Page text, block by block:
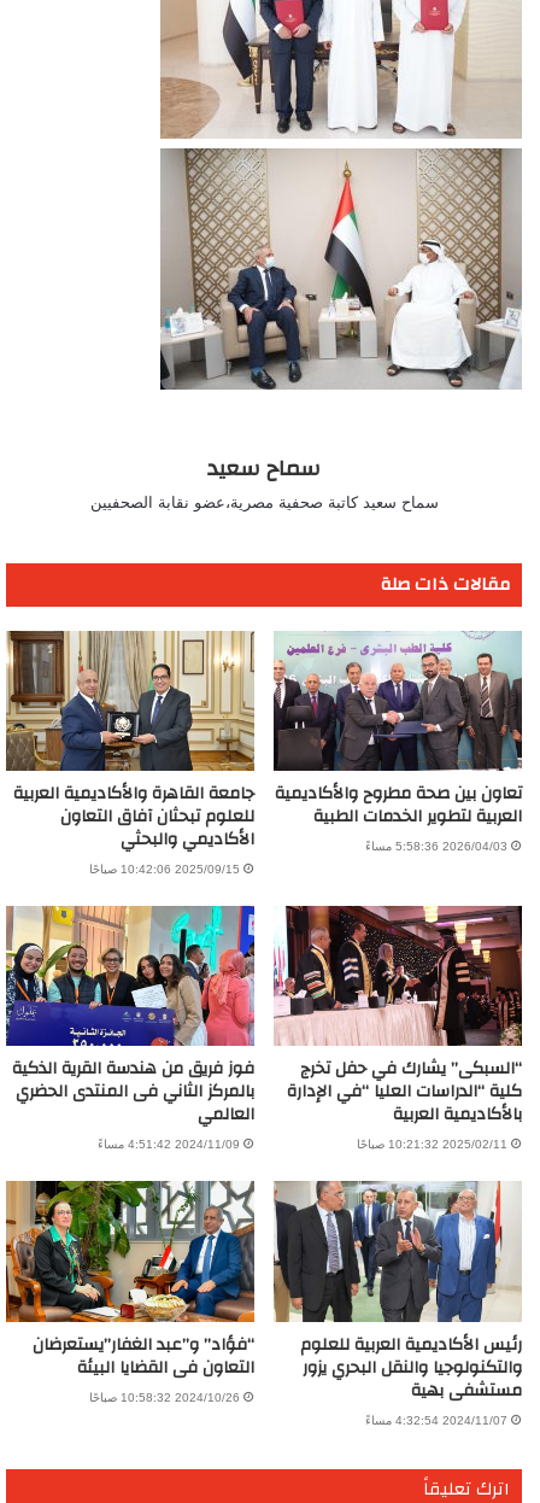
سماح سعيد
سماح سعيد كاتبة صحفية مصرية،عضو نقابة الصحفيين
مقالات ذات صلة
تعاون بين صحة مطروح والأكاديمية
العربية لتطوير الخدمات الطبية
2026/04/03 5:58:36 مساءً
جامعة القاهرة والأكاديمية العربية
للعلوم تبحثان آفاق التعاون
الأكاديمي والبحثي
2025/09/15 10:42:06 صباحًا
“السبكى” يشارك في حفل تخرج
كلية “الدراسات العليا “في الإدارة
بالأكاديمية العربية
2025/02/11 10:21:32 صباحًا
فوز فريق من هندسة القرية الذكية
بالمركز الثاني فى المنتدى الحضري
العالمي
2024/11/09 4:51:42 مساءً
رئيس الأكاديمية العربية للعلوم
والتكنولوجيا والنقل البحري يزور
مستشفى بهية
2024/11/07 4:32:54 مساءً
“فؤاد” و”عبد الغفار”يستعرضان
التعاون فى القضايا البيئة
2024/10/26 10:58:32 صباحًا
اترك تعليقاً